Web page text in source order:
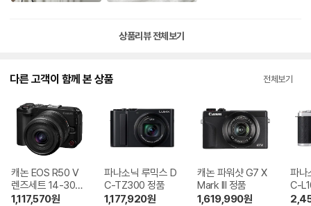
상품리뷰 전체보기
다른 고객이 함께 본 상품 전체보기
캐논 EOS R50 V
렌즈세트 14-30m
m F4-6.3
1,117,570원
파나소닉 루믹스 D
C-TZ300 정품
1,177,920원
캐논 파워샷 G7 X
Mark III 정품
1,619,990원
파나
C-